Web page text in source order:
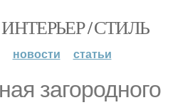
/ СТИЛЬ
новости статьи
загородного